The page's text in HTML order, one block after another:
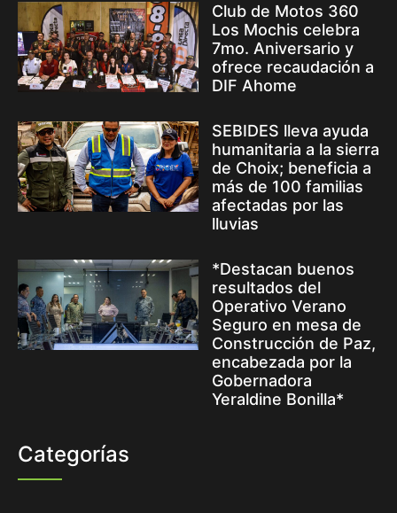
Club de Motos 360
Los Mochis celebra
7mo. Aniversario y
ofrece recaudación a
DIF Ahome
SEBIDES lleva ayuda
humanitaria a la sierra
de Choix; beneficia a
más de 100 familias
afectadas por las
lluvias
*Destacan buenos
resultados del
Operativo Verano
Seguro en mesa de
Construcción de Paz,
encabezada por la
Gobernadora
Yeraldine Bonilla*
Categorías